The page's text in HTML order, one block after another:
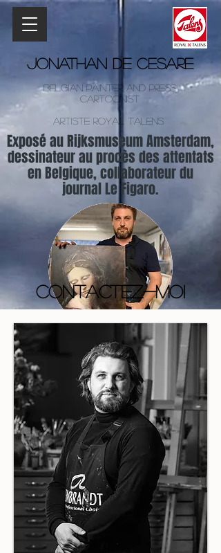
Jonathan De Cesare
Belgian Painter and Press
Cartoonist
Artiste Royal Talens
Exposé au Rijksmuseum Amsterdam,
dessinateur au procès des attentats
en Belgique, collaborateur du
journal Le Figaro.
Contactez-moi